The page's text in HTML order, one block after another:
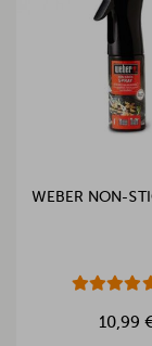
WEBER NON-
10,99